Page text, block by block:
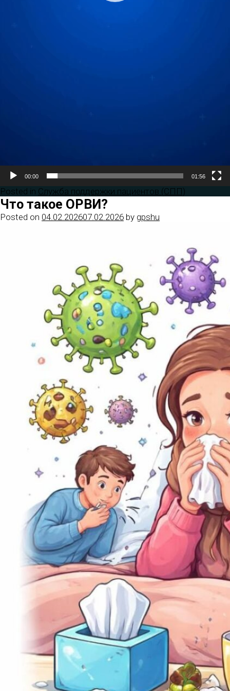
00:00 01:56
Posted in Служба поддержки пациентов (СПП)
Что такое ОРВИ?
Posted on 04.02.202607.02.2026 by gpshu